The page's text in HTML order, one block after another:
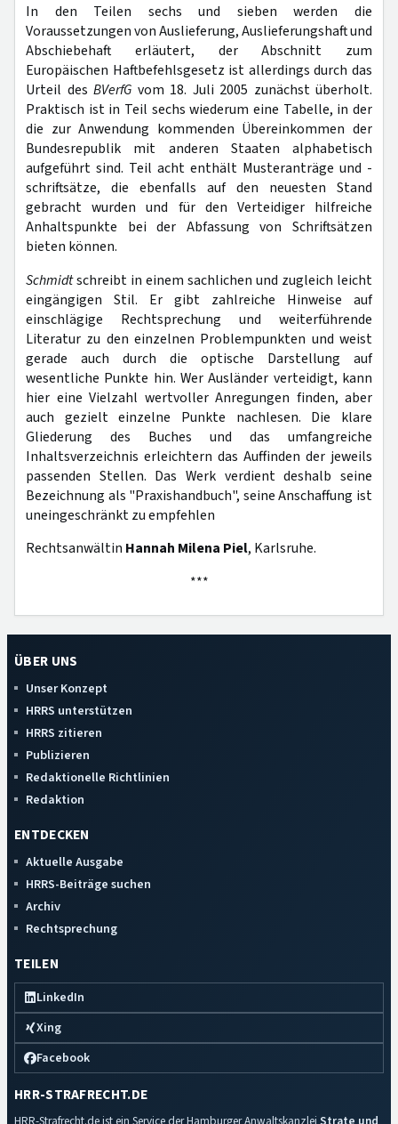
In den Teilen sechs und sieben werden die
Voraussetzungen von Auslieferung, Auslieferungshaft und
Abschiebehaft erläutert, der Abschnitt zum
Europäischen Haftbefehlsgesetz ist allerdings durch das
Urteil des BVerfG vom 18. Juli 2005 zunächst überholt.
Praktisch ist in Teil sechs wiederum eine Tabelle, in der
die zur Anwendung kommenden Übereinkommen der
Bundesrepublik mit anderen Staaten alphabetisch
aufgeführt sind. Teil acht enthält Musteranträge und -
schriftsätze, die ebenfalls auf den neuesten Stand
gebracht wurden und für den Verteidiger hilfreiche
Anhaltspunkte bei der Abfassung von Schriftsätzen
bieten können.
Schmidtschreibt in einem sachlichen und zugleich leicht
eingängigen Stil. Er gibt zahlreiche Hinweise auf
einschlägige Rechtsprechung und weiterführende
Literatur zu den einzelnen Problempunkten und weist
gerade auch durch die optische Darstellung auf
wesentliche Punkte hin. Wer Ausländer verteidigt, kann
hier eine Vielzahl wertvoller Anregungen finden, aber
auch gezielt einzelne Punkte nachlesen. Die klare
Gliederung des Buches und das umfangreiche
Inhaltsverzeichnis erleichtern das Auffinden der jeweils
passenden Stellen. Das Werk verdient deshalb seine
Bezeichnung als "Praxishandbuch", seine Anschaffung ist
uneingeschränkt zu empfehlen
Rechtsanwältin Hannah Milena Piel, Karlsruhe.
***
ÜBER UNS
Unser Konzept
HRRS unterstützen
HRRS zitieren
Publizieren
Redaktionelle Richtlinien
Redaktion
ENTDECKEN
Aktuelle Ausgabe
HRRS-Beiträge suchen
Archiv
Rechtsprechung
TEILEN
LinkedIn
Xing
Facebook
HRR-STRAFRECHT.DE